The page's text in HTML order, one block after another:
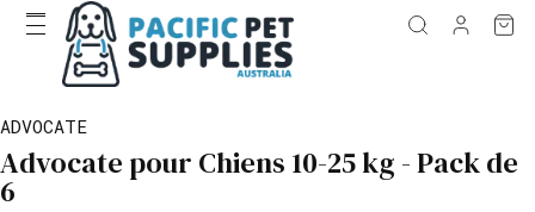
ADVOCATE
Advocate pour Chiens 10-25 kg - Pack de
6